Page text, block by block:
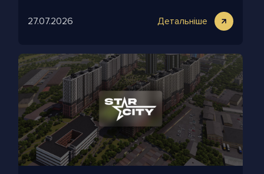
27.07.2026 Детальніше